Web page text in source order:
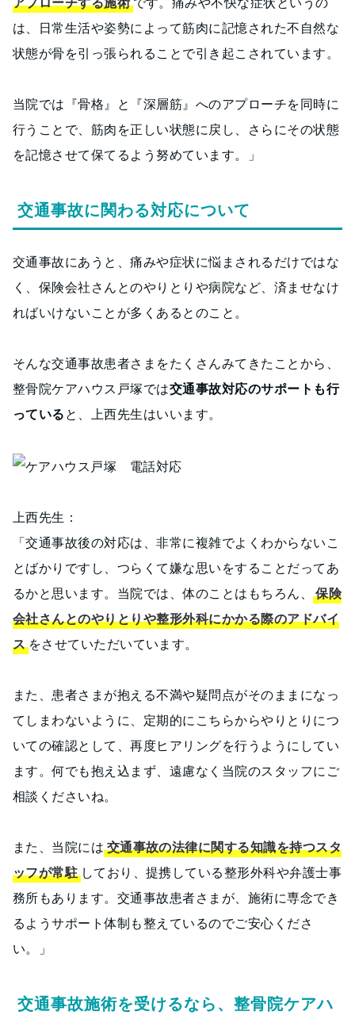
は、日常生活や姿勢によって筋肉に記憶された不自然な
状態が骨を引っ張られることで引き起こされています。
当院では『骨格』と『深層筋』へのアプローチを同時に
行うことで、筋肉を正しい状態に戻し、さらにその状態
を記憶させて保てるよう努めています。」
交通事故に関わる対応について
交通事故にあうと、痛みや症状に悩まされるだけではな
く、保険会社さんとのやりとりや病院など、済ませなけ
ればいけないことが多くあるとのこと。
そんな交通事故患者さまをたくさんみてきたことから、
整骨院ケアハウス戸塚では交通事故対応のサポートも行
っている と、上西先生はいいます。
上西先生：
「交通事故後の対応は、非常に複雑でよくわからないこ
とばかりですし、つらくて嫌な思いをすることだってあ
るかと思います。当院では、体のことはもちろん、保険
会社さんとのやりとりや整形外科にかかる際のアドバイ
スをさせていただいています。
また、患者さまが抱える不満や疑問点がそのままになっ
てしまわないように、定期的にこちらからやりとりにつ
いての確認として、再度ヒアリングを行うようにしてい
ます。何でも抱え込まず、遠慮なく当院のスタッフにご
相談くださいね。
また、当院には交通事故の法律に関する知識を持つスタ
ッフが常駐しており、提携している整形外科や弁護士事
務所もあります。交通事故患者さまが、施術に専念でき
るようサポート体制も整えているのでご安心くださ
い。」
交通事故施術を受けるなら、整骨院ケアハ